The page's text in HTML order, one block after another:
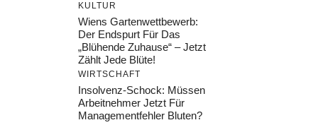
KULTUR
Wiens Gartenwettbewerb:
Der Endspurt Für Das
„Blühende Zuhause“ – Jetzt
Zählt Jede Blüte!
WIRTSCHAFT
Insolvenz-Schock: Müssen
Arbeitnehmer Jetzt Für
Managementfehler Bluten?